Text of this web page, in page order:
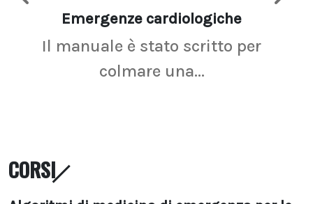
Emergenze cardiologiche
Il manuale è stato scritto per
colmare una...
CORSI